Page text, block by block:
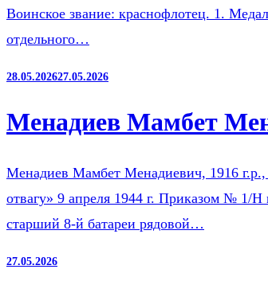
Воинское звание: краснофлотец. 1.
отдельного…
28.05.202627.05.2026
Менадиев Мамбет
Менадиев Мамбет Менадиевич, 1916
отвагу» 9 апреля 1944 г. Приказом № 1/Н
старший 8-й батареи рядовой…
27.05.2026